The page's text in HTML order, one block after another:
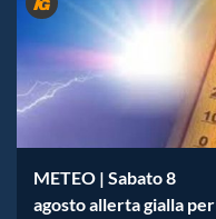
METEO | Sabato 8
agosto allerta gialla per